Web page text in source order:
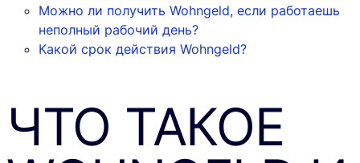
Можно ли получить Wohngeld, если работаешь
неполный рабочий день?
Какой срок действия Wohngeld?
ЧТО ТАКОЕ